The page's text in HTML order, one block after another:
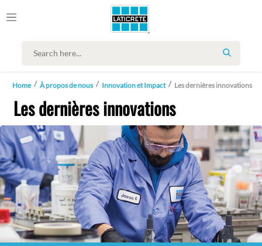
SEARCH
Home À propos de nous Innovation et Impact Les dernières innovations
Les dernières innovations